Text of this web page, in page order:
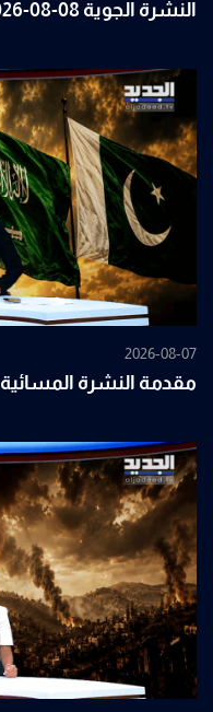
النشرة الجوية 08-08-2026
2026-08-07
مقدمة النشرة المسائية 07-08-2026